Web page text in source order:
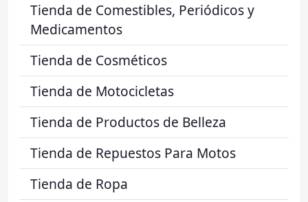
Tienda de Comestibles, Periódicos y
Medicamentos
Tienda de Cosméticos
Tienda de Motocicletas
Tienda de Productos de Belleza
Tienda de Repuestos Para Motos
Tienda de Ropa